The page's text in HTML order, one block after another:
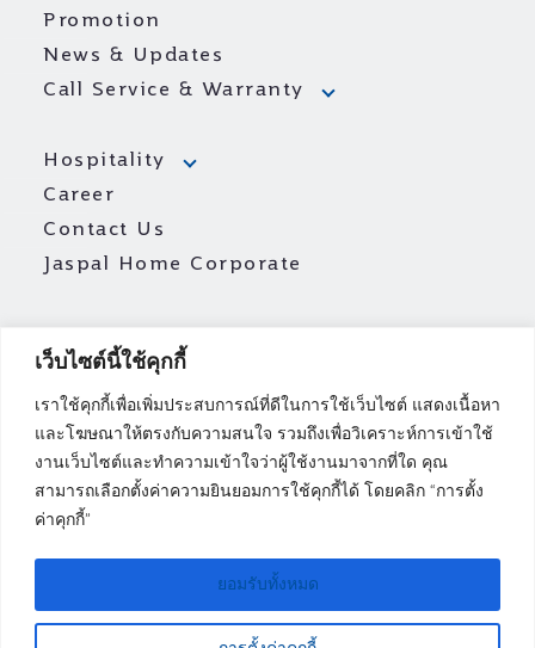
เว็บไซต์นี้ใช้คุกกี้
เราใช้คุกกี้เพื่อเพิ่มประสบการณ์ที่ดีในการใช้เว็บไซต์ แสดงเนื้อหา
และโฆษณาให้ตรงกับความสนใจ รวมถึงเพื่อวิเคราะห์การเข้าใช้
งานเว็บไซต์และทำความเข้าใจว่าผู้ใช้งานมาจากที่ใด คุณ
สามารถเลือกตั้งค่าความยินยอมการใช้คุกกี้ได้ โดยคลิก “การตั้ง
ค่าคุกกี้”
ยอมรับทั้งหมด
Promotion
News & Updates
Call Service & Warranty
Hospitality
Career
Contact Us
Jaspal Home Corporate